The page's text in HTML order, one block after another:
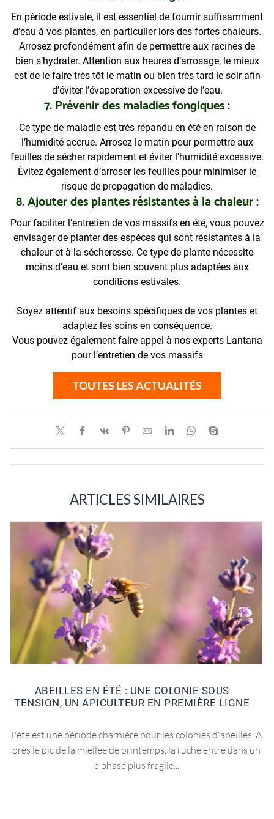
En période estivale, il est essentiel de fournir suffisamment
d’eau à vos plantes, en particulier lors des fortes chaleurs.
Arrosez profondément afin de permettre aux racines de
bien s’hydrater. Attention aux heures d’arrosage, le mieux
est de le faire très tôt le matin ou bien très tard le soir afin
d’éviter l’évaporation excessive de l’eau.
7. Prévenir des maladies fongiques :
Ce type de maladie est très répandu en été en raison de
l’humidité accrue. Arrosez le matin pour permettre aux
feuilles de sécher rapidement et éviter l’humidité excessive.
Évitez également d’arroser les feuilles pour minimiser le
risque de propagation de maladies.
8. Ajouter des plantes résistantes à la chaleur :
Pour faciliter l’entretien de vos massifs en été, vous pouvez
envisager de planter des espèces qui sont résistantes à la
chaleur et à la sécheresse. Ce type de plante nécessite
moins d’eau et sont bien souvent plus adaptées aux
conditions estivales.
Soyez attentif aux besoins spécifiques de vos plantes et
adaptez les soins en conséquence.
Vous pouvez également faire appel à nos experts Lantana
pour l’entretien de vos massifs
TOUTES LES ACTUALITÉS
ARTICLES SIMILAIRES
ABEILLES EN ÉTÉ : UNE COLONIE SOUS
TENSION, UN APICULTEUR EN PREMIÈRE LIGNE
L'été est une période charnière pour les colonies d'abeilles. A
près le pic de la miellée de printemps, la ruche entre dans un
e phase plus fragile...